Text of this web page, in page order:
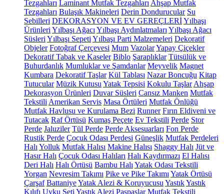
Tezgahları Laminant Mutfak Tezgahları Ahşap Mutfak
Tezgahları Bulaşık Makineleri Derin Dondurucular Su
Sebilleri DEKORASYON VE EV GEREÇLERİYılbaşı
Ürünleri Yılbaşı Ağacı Yılbaşı Aydınlatmaları Yılbaşı Ağacı
Süsleri Yılbaşı Sepeti Yılbaşı Parti Malzemeleri Dekoratif
Objeler Fotoğraf Çerçevesi Mum VazolarYapay Çiçekler
Dekoratif Tabak ve Kaseler Biblo Şaraplıklar Tütsülük ve
Buhurdanlık Mumluklar ve Şamdanlar Meyvelik Magnet
Kumbara Dekoratif Taşlar Kül Tablası Nazar Boncuğu Kitap
Tutucular Müzik Kutusu Yatak Tepsisi Kokulu Taşlar Ahşap
Dekorasyon Ürünleri Duvar Süsleri Cansız Manken Mutfak
Tekstili Amerikan Servis Masa Örtüleri Mutfak Önlüğü
Mutfak Havlusu ve Kurulama Bezi Runner Fırın Eldiveni ve
Tutacak Raf Örtüsü Kumaş Peçete Ev Tekstili Perde Stor
Perde Jaluziler Tül Perde Perde Aksesuarları Fon Perde
Rustik Perde Çocuk Odası Perdesi Güneşlik Mutfak Perdeleri
Halı Yolluk Mutfak Halısı Makine Halısı Shaggy Halı Jüt ve
Hasır Halı Çocuk Odası Halıları Halı Kaydırmazı El Halısı
Deri Halı Halı Örtüsü Bambu Halı Yatak Odası Tekstili
Yorgan Nevresim Takımı Pike ve Pike Takımı Yatak Örtüsü
Çarşaf BattaniyeYatak Alezi & Koruyucusu YastıkYastık
Kılıfı Uyku Seti Yastık Alezi Paspaslar Mutfak Tekstili